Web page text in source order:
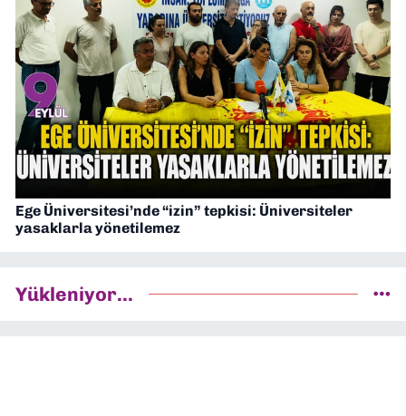
Ege Üniversitesi’nde “izin” tepkisi: Üniversiteler
yasaklarla yönetilemez
Yükleniyor...